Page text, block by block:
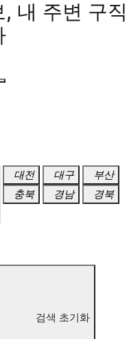
내 주변 구직
대전 대구
부산
충북 경남
경북
검색 초기화